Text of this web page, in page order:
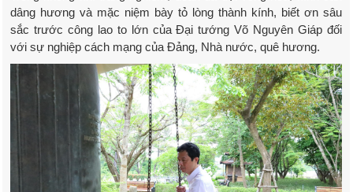
dâng hương và mặc niệm bày tỏ lòng thành kính, biết ơn sâu
sắc trước công lao to lớn của Đại tướng Võ Nguyên Giáp đối
với sự nghiệp cách mạng của Đảng, Nhà nước, quê hương.